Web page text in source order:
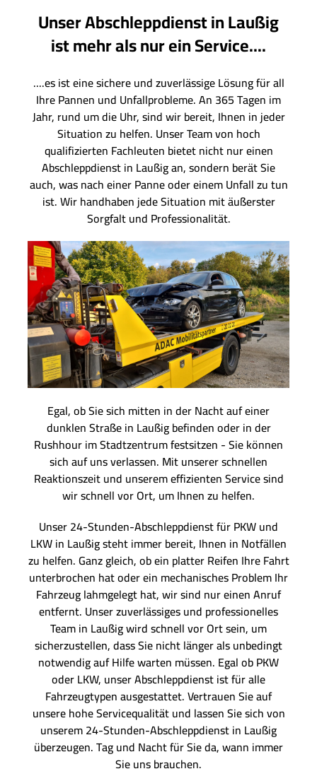
Unser Abschleppdienst in Laußig
ist mehr als nur ein Service....
....es ist eine sichere und zuverlässige Lösung für all
Ihre Pannen und Unfallprobleme. An 365 Tagen im
Jahr, rund um die Uhr, sind wir bereit, Ihnen in jeder
Situation zu helfen. Unser Team von hoch
qualifizierten Fachleuten bietet nicht nur einen
Abschleppdienst in Laußig an, sondern berät Sie
auch, was nach einer Panne oder einem Unfall zu tun
ist. Wir handhaben jede Situation mit äußerster
Sorgfalt und Professionalität.
Egal, ob Sie sich mitten in der Nacht auf einer
dunklen Straße in Laußig befinden oder in der
Rushhour im Stadtzentrum festsitzen - Sie können
sich auf uns verlassen. Mit unserer schnellen
Reaktionszeit und unserem effizienten Service sind
wir schnell vor Ort, um Ihnen zu helfen.
Unser 24-Stunden-Abschleppdienst für PKW und
LKW in Laußig steht immer bereit, Ihnen in Notfällen
zu helfen. Ganz gleich, ob ein platter Reifen Ihre Fahrt
unterbrochen hat oder ein mechanisches Problem Ihr
Fahrzeug lahmgelegt hat, wir sind nur einen Anruf
entfernt. Unser zuverlässiges und professionelles
Team in Laußig wird schnell vor Ort sein, um
sicherzustellen, dass Sie nicht länger als unbedingt
notwendig auf Hilfe warten müssen. Egal ob PKW
oder LKW, unser Abschleppdienst ist für alle
Fahrzeugtypen ausgestattet. Vertrauen Sie auf
unsere hohe Servicequalität und lassen Sie sich von
unserem 24-Stunden-Abschleppdienst in Laußig
überzeugen. Tag und Nacht für Sie da, wann immer
Sie uns brauchen.